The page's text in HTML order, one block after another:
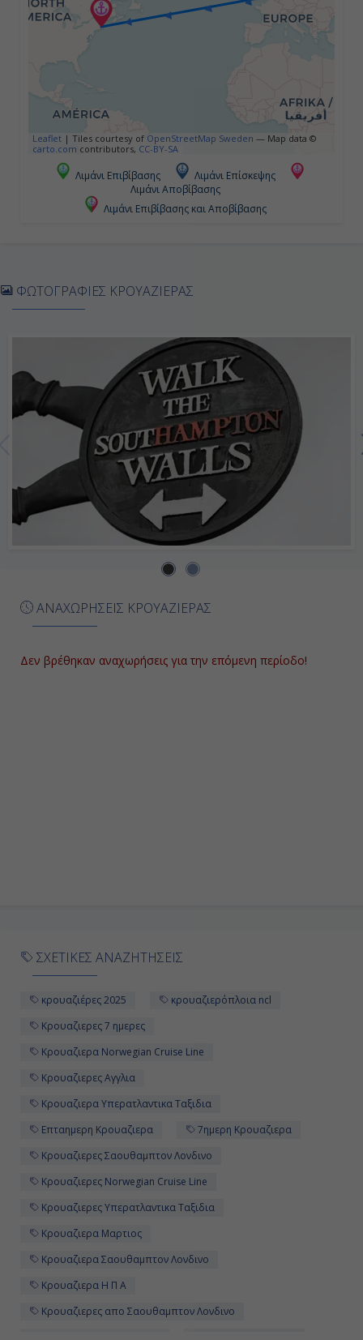
Εν Πλω
Ημέρα 7η
Εν Πλω
Leaflet | Tiles courtesy of OpenStreetMap Sweden — Map data ©
carto.com contributors, CC-BY-SA
Λιμάνι Επιβίβασης
Λιμάνι Επίσκεψης
Λιμάνι Αποβίβασης
Λιμάνι Επιβίβασης και Αποβίβασης
ΑΝΑΧΩΡΗΣΕΙΣ ΚΡΟΥΑΖΙΕΡΑΣ
Δεν βρέθηκαν αναχωρήσεις για την επόμενη περίοδο!
ΦΩΤΟΓΡΑΦΙΕΣ ΚΡΟΥΑΖΙΕΡΑΣ
ΣΧΕΤΙΚΕΣ ΑΝΑΖΗΤΗΣΕΙΣ
κρουαζιέρες 2025
κρουαζιερόπλοια ncl
Κρουαζιερες 7 ημερες
Κρουαζιερα Norwegian Cruise Line
Κρουαζιερες Αγγλια
Κρουαζιερα Υπερατλαντικα Ταξιδια
Επταημερη Κρουαζιερα
7ημερη Κρουαζιερα
Κρουαζιερες Σαουθαμπτον Λονδινο
Κρουαζιερες Norwegian Cruise Line
Κρουαζιερες Υπερατλαντικα Ταξιδια
Κρουαζιερα Μαρτιος
Κρουαζιερα Σαουθαμπτον Λονδινο
Κρουαζιερα Η Π Α
Κρουαζιερες απο Σαουθαμπτον Λονδινο